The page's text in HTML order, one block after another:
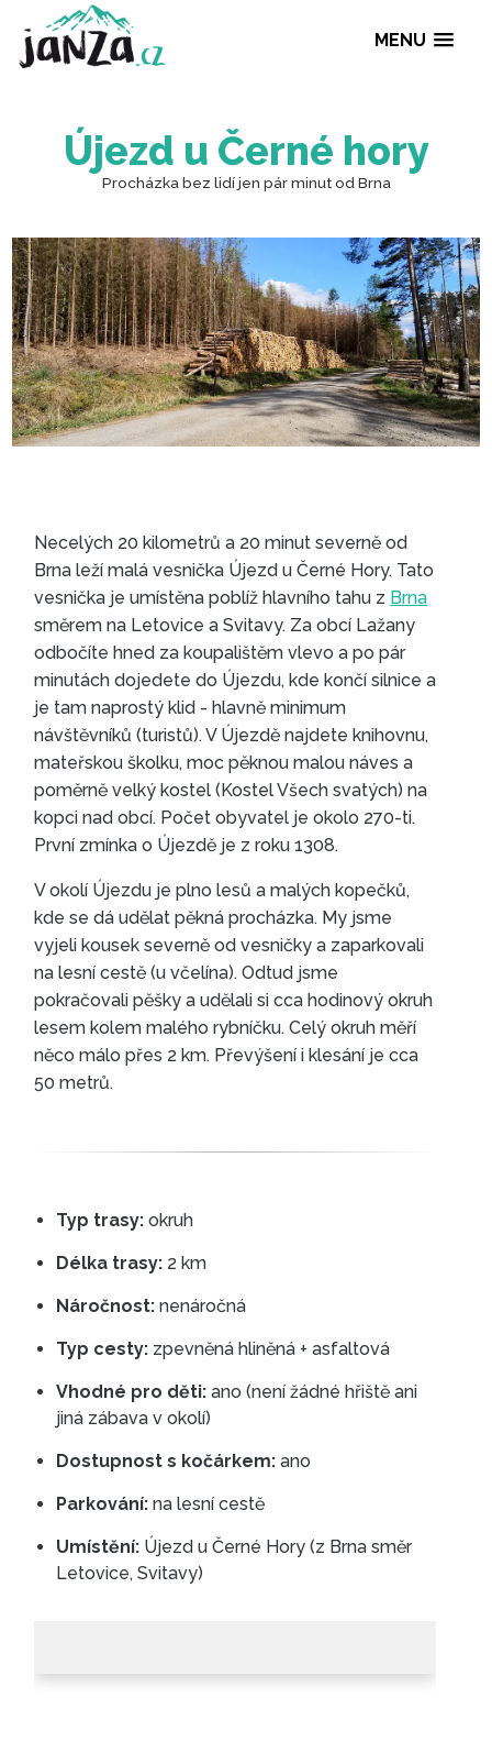
MENU
Újezd u Černé
Necelých 20 kilometrů a 20 minut severně od
Brna leží malá vesnička Újezd u Černé Hory. Tato
vesnička je umístěna poblíž hlavního tahu z Brna
směrem na Letovice a Svitavy. Za obcí Lažany
odbočíte hned za koupalištěm vlevo a po pár
minutách dojedete do Újezdu, kde končí silnice a
je tam naprostý klid - hlavně minimum
návštěvníků (turistů). V Újezdě najdete knihovnu,
mateřskou školku, moc pěknou malou náves a
poměrně velký kostel (Kostel Všech svatých) na
kopci nad obcí. Počet obyvatel je okolo 270-ti.
První zmínka o Újezdě je z roku 1308.
V okolí Újezdu je plno lesů a malých kopečků,
kde se dá udělat pěkná procházka. My jsme
vyjeli kousek severně od vesničky a zaparkovali
na lesní cestě (u včelína). Odtud jsme
pokračovali pěšky a udělali si cca hodinový okruh
lesem kolem malého rybníčku. Celý okruh měří
něco málo přes 2 km. Převýšení i klesání je cca
50 metrů.
Typ trasy: okruh
Délka trasy: 2 km
Náročnost: nenáročná
Typ cesty: zpevněná hliněná + asfaltová
Vhodné pro děti: ano (není žádné hřiště ani
jiná zábava v okolí)
Dostupnost s kočárkem: ano
Parkování: na lesní cestě
Umístění: Újezd u Černé Hory (z Brna směr
Letovice, Svitavy)